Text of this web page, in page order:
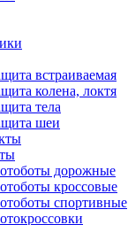
встраиваемая
колена, локтя
тела
шеи
дорожные
кроссовые
спортивные